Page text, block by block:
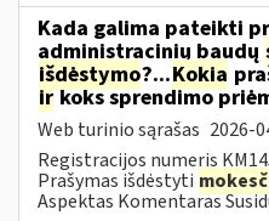
Kada galima pateikti
administracinių baudų
išdėstymo?...Kokia
irkoks sprendimo
Web turinio sąrašas 2026-
Registracijos numeris
Prašymas išdėstyti
Aspektas Komentaras